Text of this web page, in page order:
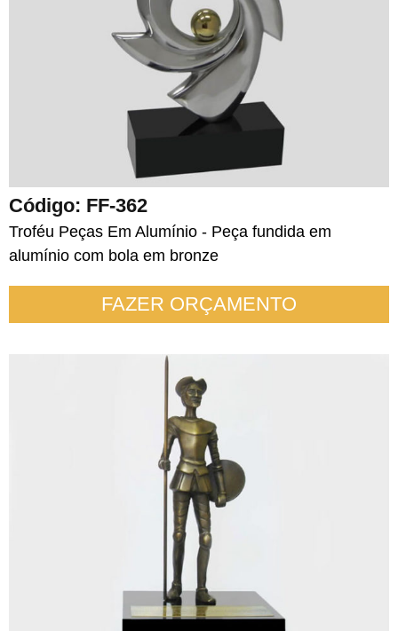
Código: FF-362
Troféu Peças Em Alumínio - Peça fundida em
alumínio com bola em bronze
FAZER ORÇAMENTO